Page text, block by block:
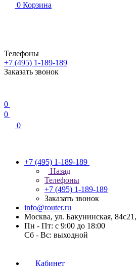
0 Корзина
Телефоны
+7 (495) 1-189-189
Заказать звонок
0
0
0
+7 (495) 1-189-189
Назад
Телефоны
+7 (495) 1-189-189
Заказать звонок
info@router.ru
Москва, ул. Бакунинская,
Пн - Пт: с 9:00 до 18:00
Cб - Вс: выходной
Кабинет